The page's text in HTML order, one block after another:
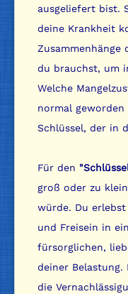
ausgeliefert bist.
deine Krankheit
du brauchst, um
Welche
normal
Schlüssel, der in
Für den
groß oder zu
würde. Du
und Freisein in
fürsorglichen,
deiner Belastung.
die